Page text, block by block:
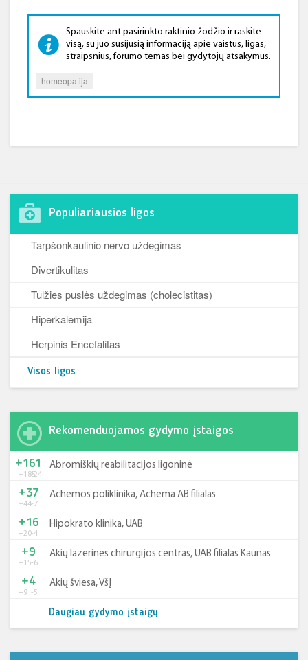
Spauskite ant pasirinkto raktinio žodžio ir raskite
visą, su juo susijusią informaciją apie vaistus, ligas,
straipsnius, forumo temas bei gydytojų atsakymus.
homeopatija
Populiariausios ligos
Tarpšonkaulinio nervo uždegimas
Divertikulitas
Tulžies puslės uždegimas (cholecistitas)
Hiperkalemija
Herpinis Encefalitas
Visos ligos
Rekomenduojamos gydymo įstaigos
+185-24
+161 Abromiškių reabilitacijos ligoninė
+44-7
+37 Achemos poliklinika, Achema AB filialas
+20-4
+16 Hipokrato klinika, UAB
+15-6
+9 Akių lazerinės chirurgijos centras, UAB filialas Kaunas
+9 -5
+4 Akių šviesa, VšĮ
Daugiau gydymo įstaigų